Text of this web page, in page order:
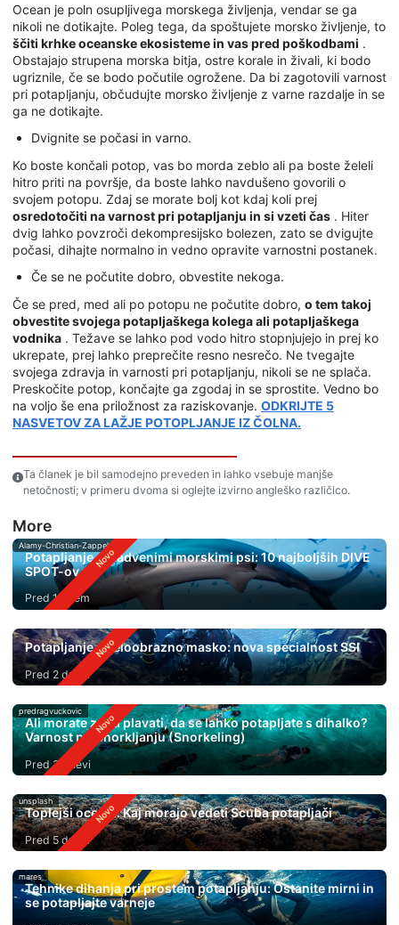
Ocean je poln osupljivega morskega življenja, vendar se ga
nikoli ne dotikajte. Poleg tega, da spoštujete morsko življenje, to
ščiti krhke oceanske ekosisteme in vas pred poškodbami .
Obstajajo strupena morska bitja, ostre korale in živali, ki bodo
ugriznile, če se bodo počutile ogrožene. Da bi zagotovili varnost
pri potapljanju, občudujte morsko življenje z varne razdalje in se
ga ne dotikajte.
Dvignite se počasi in varno.
Ko boste končali potop, vas bo morda zeblo ali pa boste želeli
hitro priti na površje, da boste lahko navdušeno govorili o
svojem potopu. Zdaj se morate bolj kot kdaj koli prej
osredotočiti na varnost pri potapljanju in si vzeti čas . Hiter
dvig lahko povzroči dekompresijsko bolezen, zato se dvigujte
počasi, dihajte normalno in vedno opravite varnostni postanek.
Če se ne počutite dobro, obvestite nekoga.
Če se pred, med ali po potopu ne počutite dobro, o tem takoj
obvestite svojega potapljaškega kolega ali potapljaškega
vodnika . Težave se lahko pod vodo hitro stopnjujejo in prej ko
ukrepate, prej lahko preprečite resno nesrečo. Ne tvegajte
svojega zdravja in varnosti pri potapljanju, nikoli se ne splača.
Preskočite potop, končajte ga zgodaj in se sprostite. Vedno bo
na voljo še ena priložnost za raziskovanje. ODKRIJTE 5
NASVETOV ZA LAŽJE POTOPLJANJE IZ ČOLNA.
Ta članek je bil samodejno preveden in lahko vsebuje manjše
netočnosti; v primeru dvoma si oglejte izvirno angleško različico.
More
Alamy-Christian-Zappel
Potapljanje s kladvenimi morskimi psi: 10 najboljših DIVE
SPOT-ov
Pred 1 dnem
Potapljanje s celoobrazno masko: nova specialnost SSI
Pred 2 dnevi
predragvuckovic
Ali morate znati plavati, da se lahko potapljate s dihalko?
Varnost pri Snorkljanju (Snorkeling)
Pred 3 dnevi
unsplash
Toplejši oceani: Kaj morajo vedeti Scuba potapljači
Pred 5 dnevi
mares
Tehnike dihanja pri prostem potapljanju: Ostanite mirni in
se potapljajte varneje